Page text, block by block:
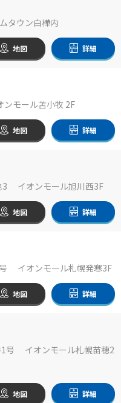
タウン白樺内
地図 詳細
ンモール苫小牧 2F
地図 詳細
3 イオンモール旭川西3F
地図 詳細
イオンモール札幌発寒3F
地図 詳細
1号 イオンモール札幌苗穂2
地図 詳細